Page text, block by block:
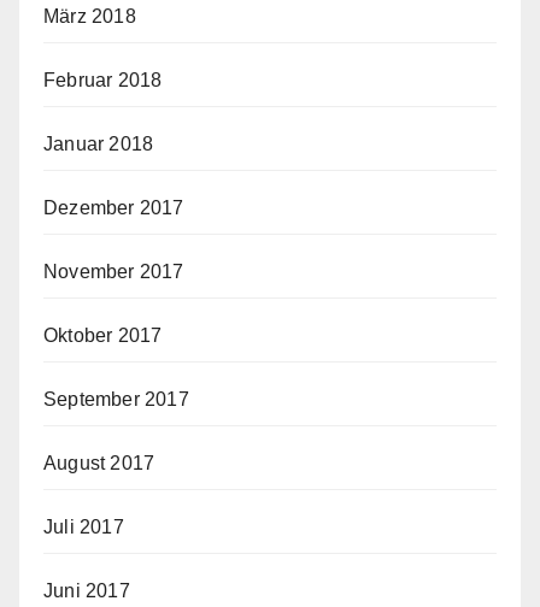
März 2018
Februar 2018
Januar 2018
Dezember 2017
November 2017
Oktober 2017
September 2017
August 2017
Juli 2017
Juni 2017